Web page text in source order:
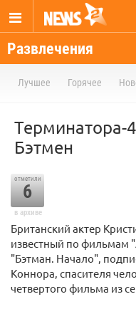
Развлечения
Лучшее Горячее
Терминатора-
Бэтмен
отметили
6
в архиве
Британский актер
известный по фильмам
"Бэтман. Начало",
Коннора, спасителя
четвертого фильма из